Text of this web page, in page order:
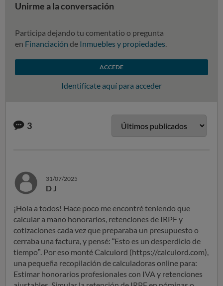
Unirme a la conversación
Participa dejando tu comentatio o pregunta
en Financiación de Inmuebles y propiedades.
ACCEDE
Identifícate aquí para acceder
3
31/07/2025
D J
¡Hola a todos! Hace poco me encontré teniendo que
calcular a mano honorarios, retenciones de IRPF y
cotizaciones cada vez que preparaba un presupuesto o
cerraba una factura, y pensé: “Esto es un desperdicio de
tiempo”. Por eso monté Calculord (https://calculord.com),
una pequeña recopilación de calculadoras online para:
Estimar honorarios profesionales con IVA y retenciones